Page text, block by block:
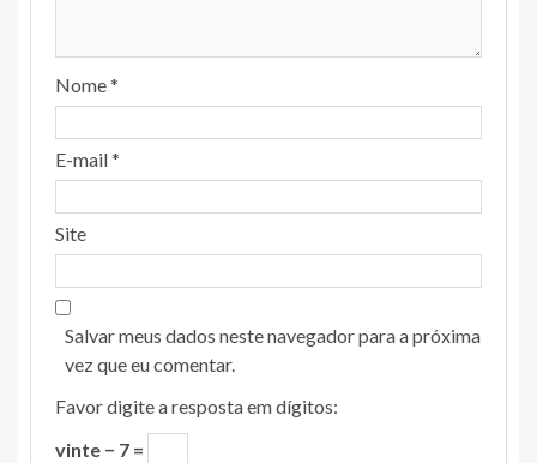
Nome*
E-mail*
Site
Salvar meus dados neste navegador para a próxima
vez que eu comentar.
Favor digite a resposta em dígitos:
vinte − 7 =